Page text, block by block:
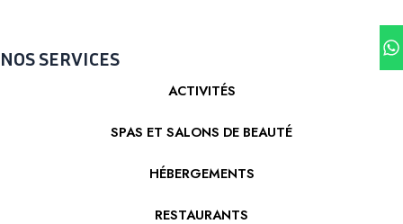
NOS SERVICES
ACTIVITÉS
SPAS ET SALONS DE BEAUTÉ
HÉBERGEMENTS
RESTAURANTS